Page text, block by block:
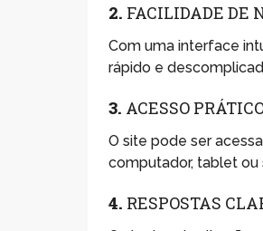
2. FACILIDADE DE
Com uma interface
rápido e
3. ACESSO
O site pode ser
computador, tablet ou
4. RESPOSTAS